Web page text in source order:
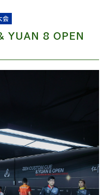
会
YUAN 8 OPEN